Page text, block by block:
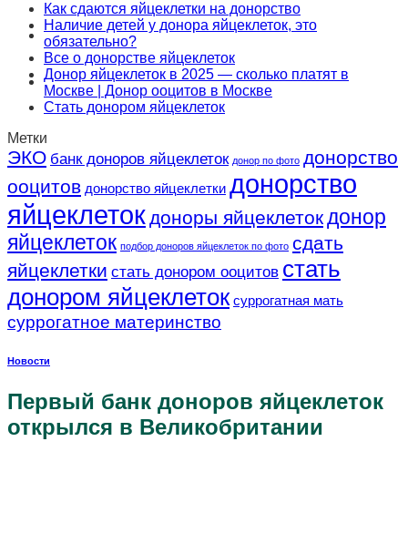
Как сдаются яйцеклетки на донорство
Наличие детей у донора яйцеклеток, это
обязательно?
Все о донорстве яйцеклеток
Донор яйцеклеток в 2025 — сколько платят в
Москве | Донор ооцитов в Москве
Стать донором яйцеклеток
Метки
ЭКО банк доноров яйцеклеток донор по фото донорство
ооцитов донорство яйцеклетки донорство
яйцеклетокдоноры яйцеклетокдонор
яйцеклеток подбор доноров яйцеклеток по фото сдать
яйцеклетки стать донором ооцитов стать
донором яйцеклеток суррогатная мать
суррогатное материнство
Новости
Первый банк доноров яйцеклеток
открылся в Великобритании